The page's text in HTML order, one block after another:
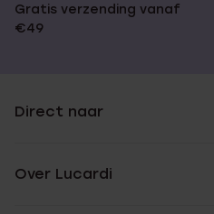
Gratis verzending vanaf
€49
Direct naar
Over Lucardi